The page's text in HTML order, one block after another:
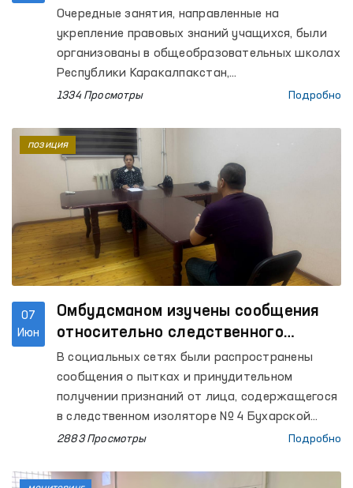
школьников
Очередные занятия, направленные на
укрепление правовых знаний учащихся, были
организованы в общеобразовательных школах
Республики Каракалпакстан,
Кашкадарьинской, Ташкентской, Хорезмской,
Ташкента. В уроках, проведённых
региональными представителями Омбудсмана
на местах, приняли участие более 800
учащихся.
1334 Просмотры Подробно
07
Июн
Омбудсманом изучены сообщения
относительно следственного
изолятора Бухары
В социальных сетях были распространены
сообщения о пытках и принудительном
получении признаний от лица, содержащегося
в следственном изоляторе № 4 Бухарской
области.
2883 Просмотры Подробно
позиция